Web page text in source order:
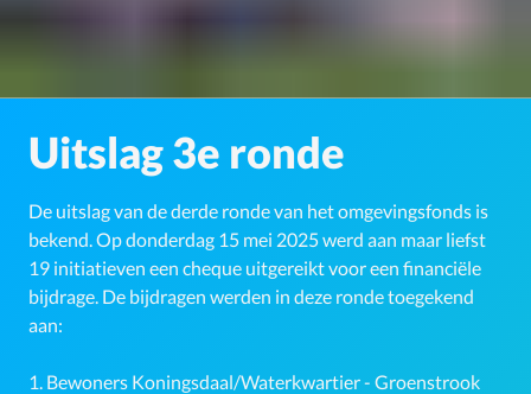
Uitslag 3e ronde
De uitslag van de derde ronde van het omgevingsfonds is
bekend. Op donderdag 15 mei 2025 werd aan maar liefst
19 initiatieven een cheque uitgereikt voor een financiële
bijdrage. De bijdragen werden in deze ronde toegekend
aan:
1. Bewoners Koningsdaal/Waterkwartier - Groenstrook